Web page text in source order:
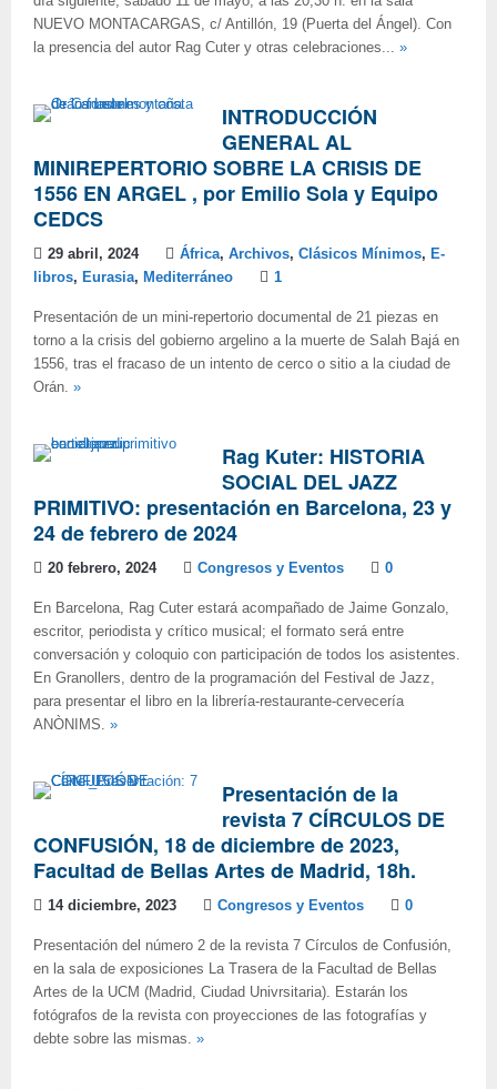
NUEVO MONTACARGAS, c/ Antillón, 19 (Puerta del Ángel). Con
la presencia del autor Rag Cuter y otras celebraciones... »
INTRODUCCIÓN
GENERAL AL
MINIREPERTORIO SOBRE LA CRISIS DE
1556 EN ARGEL , por Emilio Sola y Equipo
CEDCS
29 abril, 2024 África, Archivos, Clásicos Mínimos, E-
libros, Eurasia, Mediterráneo 1
Presentación de un mini-repertorio documental de 21 piezas en
torno a la crisis del gobierno argelino a la muerte de Salah Bajá en
1556, tras el fracaso de un intento de cerco o sitio a la ciudad de
Orán. »
Rag Kuter: HISTORIA
SOCIAL DEL JAZZ
PRIMITIVO: presentación en Barcelona, 23 y
24 de febrero de 2024
20 febrero, 2024 Congresos y Eventos 0
En Barcelona, Rag Cuter estará acompañado de Jaime Gonzalo,
escritor, periodista y crítico musical; el formato será entre
conversación y coloquio con participación de todos los asistentes.
En Granollers, dentro de la programación del Festival de Jazz,
para presentar el libro en la librería-restaurante-cervecería
ANÒNIMS. »
Presentación de la
revista 7 CÍRCULOS DE
CONFUSIÓN, 18 de diciembre de 2023,
Facultad de Bellas Artes de Madrid, 18h.
14 diciembre, 2023 Congresos y Eventos 0
Presentación del número 2 de la revista 7 Círculos de Confusión,
en la sala de exposiciones La Trasera de la Facultad de Bellas
Artes de la UCM (Madrid, Ciudad Univrsitaria). Estarán los
fotógrafos de la revista con proyecciones de las fotografías y
debte sobre las mismas. »